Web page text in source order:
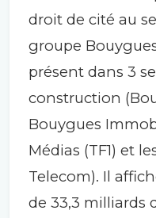
droit de cité au
groupe
présent dans 3
construction
Bouygues
Médias (TF1) et
Telecom). Il
de 33,3 milliards